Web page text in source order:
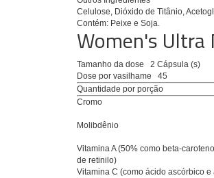
Celulose, Dióxido de Titânio,
Contém: Peixe e Soja.
Women's Ultra
Tamanho da dose 2 Cápsula (s)
Dose por vasilhame 45
Quantidade por porção
Cromo
Molibdênio
Vitamina A (50% como beta-
de retinilo)
Vitamina C (como ácido ascórbico e